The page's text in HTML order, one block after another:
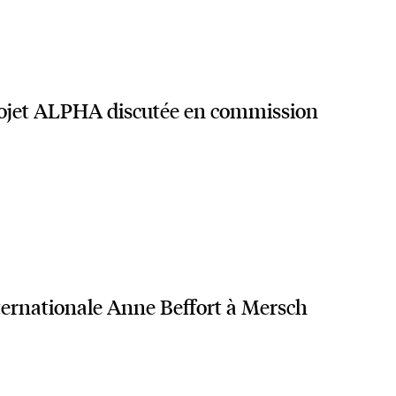
ALPHA discutée en commission
Anne Beffort à Mersch